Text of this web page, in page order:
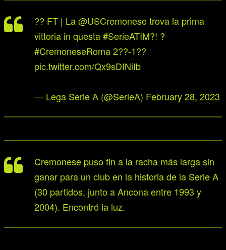
?? FT | La@USCremonesetrova la prima
vittoria in questa#SerieATIM?! ?
#CremoneseRoma2??-1??
pic.twitter.com/Qx9sDINiIb
— Lega Serie A (@SerieA) February 28, 2023
Cremonese puso fin a la racha más larga sin
ganar para un club en la historia de la Serie A
(30 partidos, junto a Ancona entre 1993 y
2004). Encontró la luz.